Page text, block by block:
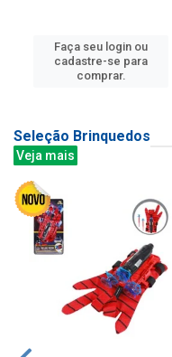
Faça seu login ou
cadastre-se para
comprar.
Seleção Brinquedos
Veja mais